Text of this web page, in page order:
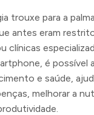
trouxe para a
antes eram
clínicas
é possível
e saúde,
melhorar a